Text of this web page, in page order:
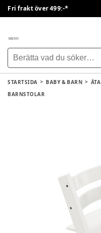
Fri frakt över 499:-*
MENY
STARTSIDA BABY & BARN ÄTA
BARNSTOLAR